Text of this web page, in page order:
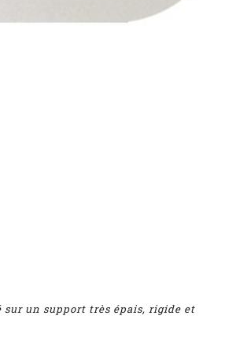
un support très épais, rigide et